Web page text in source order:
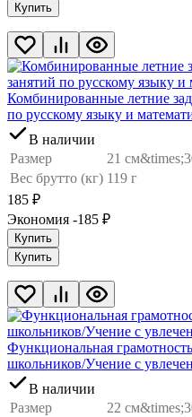
Купить
Комбинированные летние
по русскому языку и
В наличии
Размер
21
Вес брутто (кг) 119 г
185 ₽
Экономия -185 ₽
Купить
Купить
Функциональная
школьников/Учение с
В наличии
Размер
22